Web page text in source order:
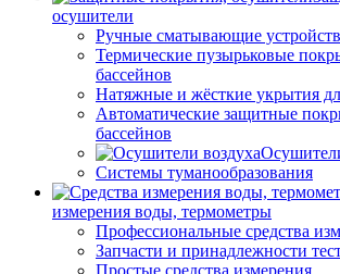
осушители
Ручные сматывающие
Термические пузырьковые
бассейнов
Натяжные и жёсткие укрытия
Автоматические защитные
бассейнов
Системы туманообразования
измерения воды, термометры
Профессиональные средства
Запчасти и принадлежности
Простые средства измерения